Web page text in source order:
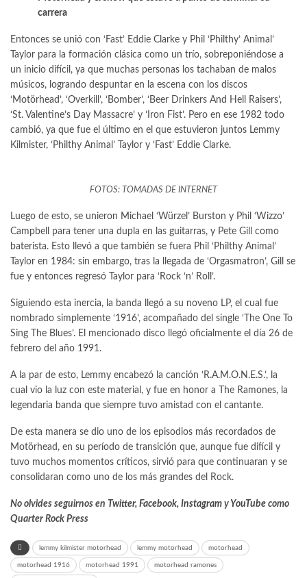
carrera
Entonces se unió con ‘Fast’ Eddie Clarke y Phil ‘Philthy’ Animal’
Taylor para la formación clásica como un trío, sobreponiéndose a
un inicio difícil, ya que muchas personas los tachaban de malos
músicos, logrando despuntar en la escena con los discos
‘Motörhead’, ‘Overkill’, ‘Bomber’, ‘Beer Drinkers And Hell Raisers’,
‘St. Valentine’s Day Massacre’ y ‘Iron Fist’. Pero en ese 1982 todo
cambió, ya que fue el último en el que estuvieron juntos Lemmy
Kilmister, ‘Philthy Animal’ Taylor y ‘Fast’ Eddie Clarke.
FOTOS: TOMADAS DE INTERNET
Luego de esto, se unieron Michael ‘Würzel’ Burston y Phil ‘Wizzo’
Campbell para tener una dupla en las guitarras, y Pete Gill como
baterista. Esto llevó a que también se fuera Phil ‘Philthy Animal’
Taylor en 1984: sin embargo, tras la llegada de ‘Orgasmatron’, Gill se
fue y entonces regresó Taylor para ‘Rock ‘n’ Roll’.
Siguiendo esta inercia, la banda llegó a su noveno LP, el cual fue
nombrado simplemente ‘1916’, acompañado del single ‘The One To
Sing The Blues’. El mencionado disco llegó oficialmente el día 26 de
febrero del año 1991.
A la par de esto, Lemmy encabezó la canción ‘R.A.M.O.N.E.S.’, la
cual vio la luz con este material, y fue en honor a The Ramones, la
legendaria banda que siempre tuvo amistad con el cantante.
De esta manera se dio uno de los episodios más recordados de
Motörhead, en su período de transición que, aunque fue difícil y
tuvo muchos momentos críticos, sirvió para que continuaran y se
consolidaran como uno de los más grandes del Rock.
No olvides seguirnos en Twitter, Facebook, Instagram y YouTube como
Quarter Rock Press
lemmy kilmister motorhead lemmy motorhead motorhead
motorhead 1916 motorhead 1991 motorhead ramones